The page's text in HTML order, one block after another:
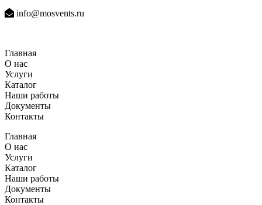
info@mosvents.ru
Главная
О нас
Услуги
Каталог
Наши работы
Документы
Контакты
Главная
О нас
Услуги
Каталог
Наши работы
Документы
Контакты